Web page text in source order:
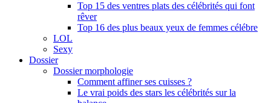
Top 15 des ventres plats des célébrités qui font
rêver
Top 16 des plus beaux yeux de femmes célébre
LOL
Sexy
Dossier
Dossier morphologie
Comment affiner ses cuisses ?
Le vrai poids des stars les célébrités sur la